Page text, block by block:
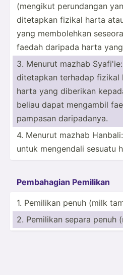
(mengikut perund­angan
ditetapkan fizikal harta
yang membol­ehkan
faedah daripada harta
3. Menurut mazhab
ditetapkan terhadap fizikal
harta yang diberikan
beliau dapat mengambil
pampasan daripa­danya.
4. Menurut mazhab
untuk mengendali sesuatu
Pembah­agian Pemilikan
1. Pemilikan penuh (milk
2. Pemilikan separa penuh